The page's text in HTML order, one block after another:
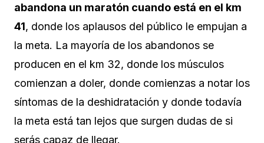
abandona un maratón cuando está en el km
41, donde los aplausos del público le empujan a
la meta. La mayoría de los abandonos se
producen en el km 32, donde los músculos
comienzan a doler, donde comienzas a notar los
síntomas de la deshidratación y donde todavía
la meta está tan lejos que surgen dudas de si
serás capaz de llegar.